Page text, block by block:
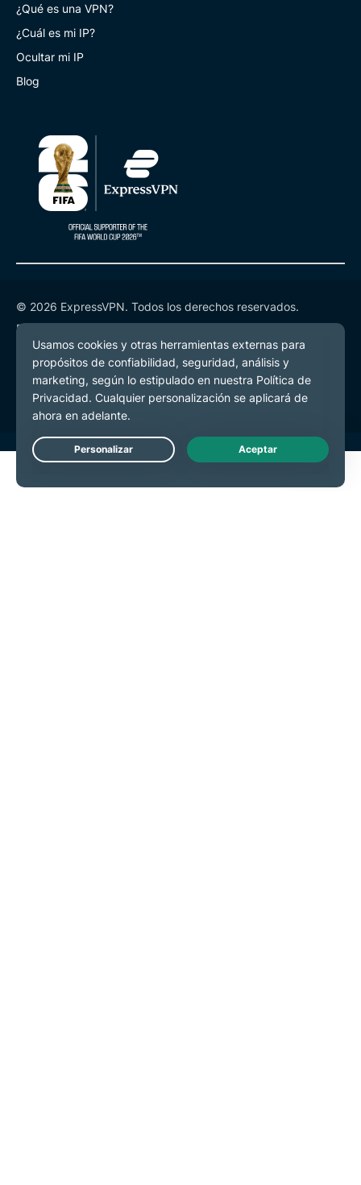
¿Qué es una VPN?
¿Cuál es mi IP?
Ocultar mi IP
Blog
© 2026 ExpressVPN. Todos los derechos reservados.
Política de Privacidad
Términos de Servicio
Preferencias de cookies
Live Chat